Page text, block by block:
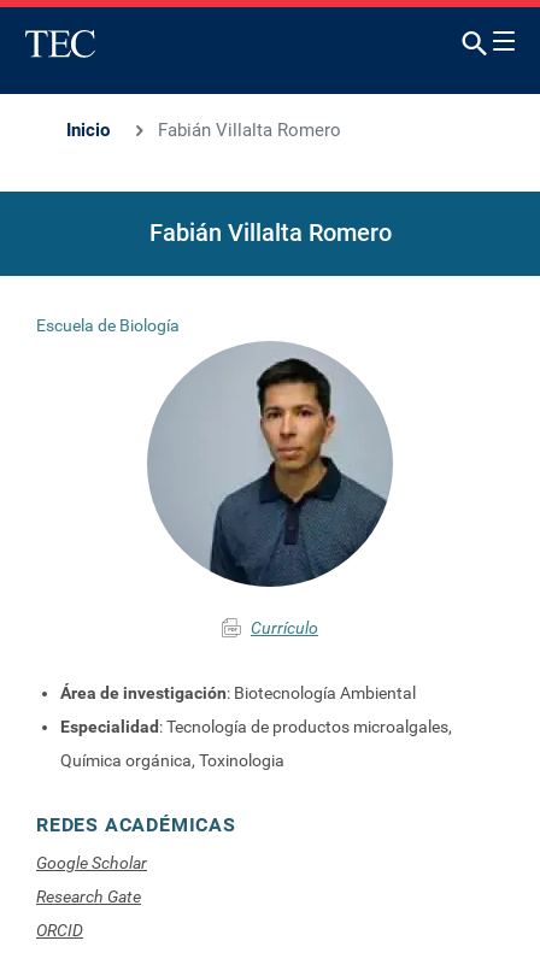
Inicio Fabián Villalta Romero
Fabián Villalta Romero
Escuela de Biología
Currículo
Área de investigación: Biotecnología Ambiental
Especialidad: Tecnología de productos microalgales,
Química orgánica, Toxinologia
REDES ACADÉMICAS
Google Scholar
Research Gate
ORCID